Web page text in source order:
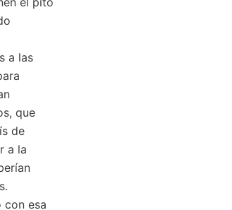
a las
que
de
a la
con esa